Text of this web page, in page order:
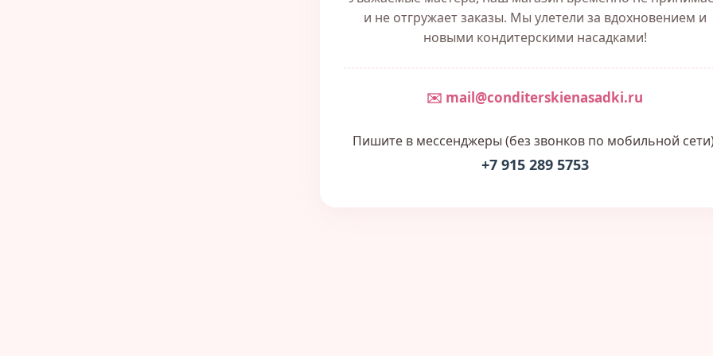
и не отгружает заказы. Мы улетели за вдохновением и
новыми кондитерскими насадками!
✉️ mail@conditerskienasadki.ru
Пишите в мессенджеры (без звонков по мобильной
+7 915 289 5753